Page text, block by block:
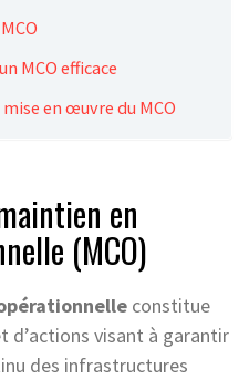
MCO efficace
en œuvre du MCO
en
(MCO)
constitue
d’actions visant à garantir
des infrastructures